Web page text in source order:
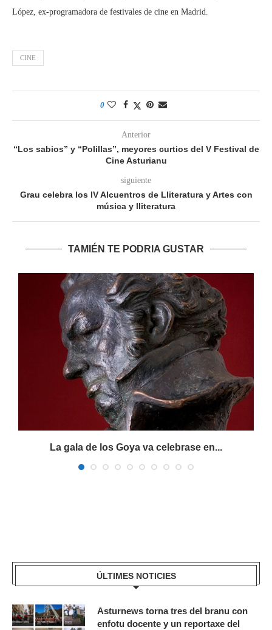
López, ex-programadora de festivales de cine en Madrid.
CINE
0
Anterior
“Los sabios” y “Polillas”, meyores curtios del V Festival de
Cine Asturianu
siguiente
Grau celebra los IV Alcuentros de Lliteratura y Artes con
música y lliteratura
TAMIÉN TE PODRIA GUSTAR
La gala de los Goya va celebrase en...
ÚLTIMES NOTICIES
Asturnews torna tres del branu con
enfotu docente y un reportaxe del